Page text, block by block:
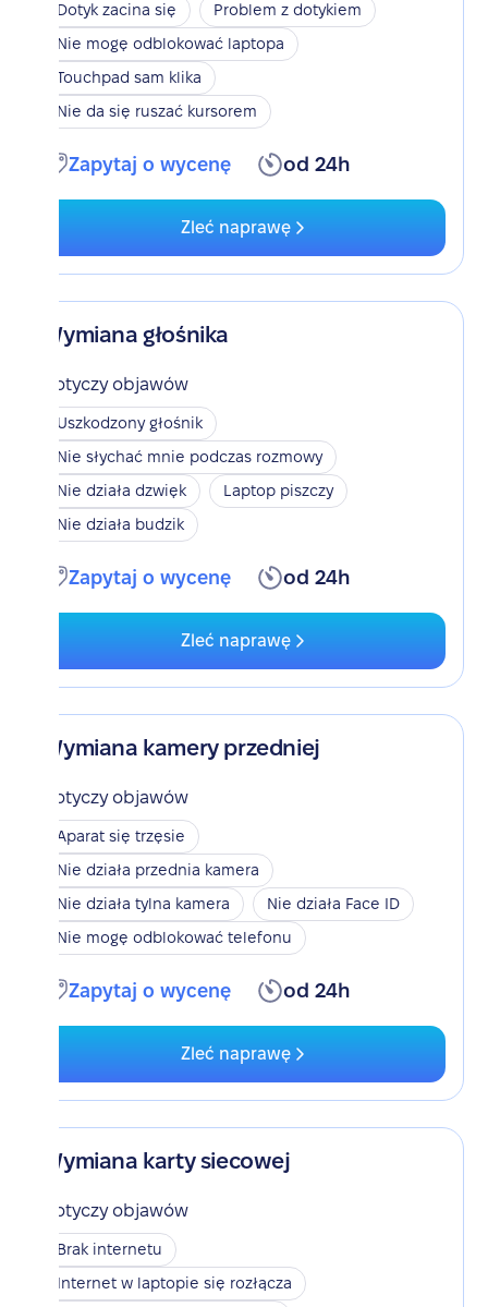
Dotyk zacina się
Problem z dotykiem
Nie mogę odblokować laptopa
Touchpad sam klika
Nie da się ruszać kursorem
Zapytaj o wycenę od 24h
Zleć naprawę
Wymiana głośnika
Dotyczy objawów
Uszkodzony głośnik
Nie słychać mnie podczas rozmowy
Nie działa dzwięk
Laptop piszczy
Nie działa budzik
Zapytaj o wycenę od 24h
Zleć naprawę
Wymiana kamery przedniej
Dotyczy objawów
Aparat się trzęsie
Nie działa przednia kamera
Nie działa tylna kamera
Nie działa Face ID
Nie mogę odblokować telefonu
Zapytaj o wycenę od 24h
Zleć naprawę
Wymiana karty siecowej
Dotyczy objawów
Brak internetu
Internet w laptopie się rozłącza